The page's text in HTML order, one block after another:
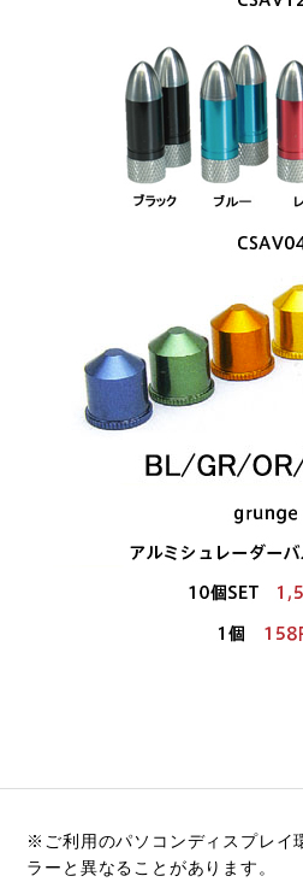
※ご利用のパソコンディスプレイ
ラーと異なることがあります。